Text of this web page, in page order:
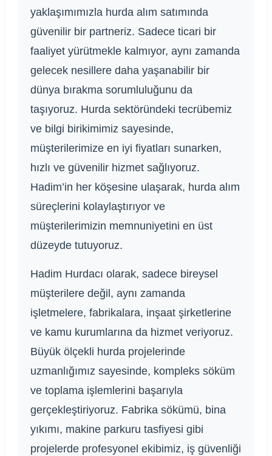
yaklaşımımızla hurda alım satımında
güvenilir bir partneriz. Sadece ticari bir
faaliyet yürütmekle kalmıyor, aynı zamanda
gelecek nesillere daha yaşanabilir bir
dünya bırakma sorumluluğunu da
taşıyoruz. Hurda sektöründeki tecrübemiz
ve bilgi birikimimiz sayesinde,
müşterilerimize en iyi fiyatları sunarken,
hızlı ve güvenilir hizmet sağlıyoruz.
Hadim’in her köşesine ulaşarak, hurda alım
süreçlerini kolaylaştırıyor ve
müşterilerimizin memnuniyetini en üst
düzeyde tutuyoruz.
Hadim Hurdacı olarak, sadece bireysel
müşterilere değil, aynı zamanda
işletmelere, fabrikalara, inşaat şirketlerine
ve kamu kurumlarına da hizmet veriyoruz.
Büyük ölçekli hurda projelerinde
uzmanlığımız sayesinde, kompleks söküm
ve toplama işlemlerini başarıyla
gerçekleştiriyoruz. Fabrika sökümü, bina
yıkımı, makine parkuru tasfiyesi gibi
projelerde profesyonel ekibimiz, iş güvenliği